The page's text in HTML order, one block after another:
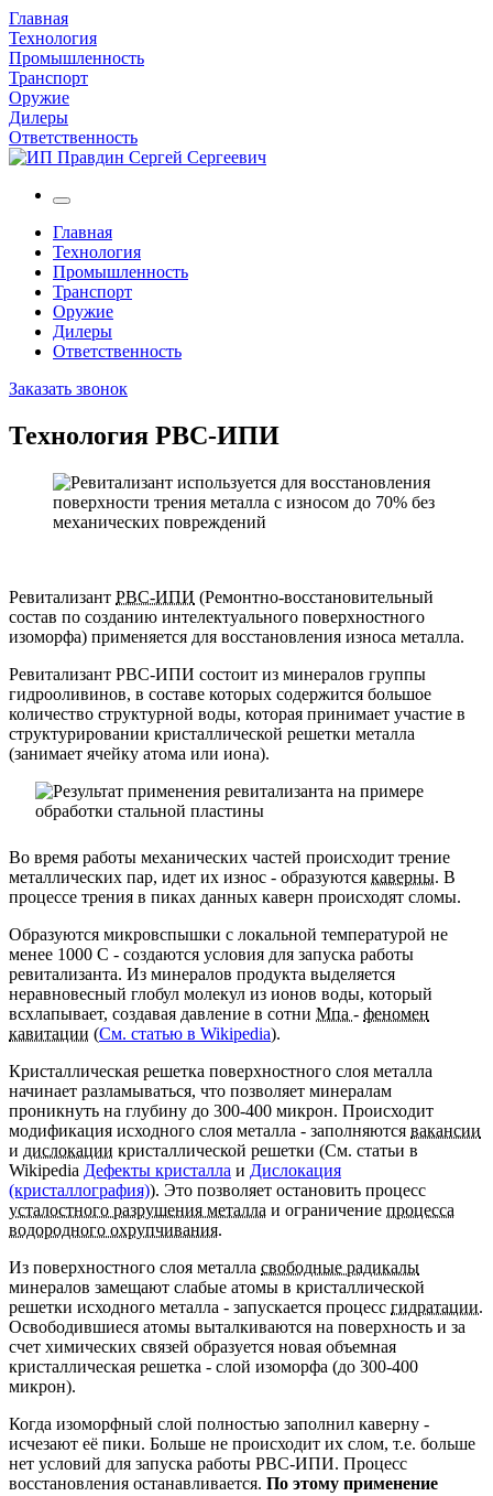
Главная
Технология
Промышленность
Транспорт
Оружие
Дилеры
Ответственность
Главная
Технология
Промышленность
Транспорт
Оружие
Дилеры
Ответственность
Заказать звонок
Технология РВС-ИПИ
Ревитализант РВС-ИПИ (Ремонтно-восстановительный
состав по созданию интелектуального поверхностного
изоморфа) применяется для восстановления износа металла.
Ревитализант РВС-ИПИ состоит из минералов группы
гидрооливинов, в составе которых содержится большое
количество структурной воды, которая принимает участие в
структурировании кристаллической решетки металла
(занимает ячейку атома или иона).
Во время работы механических частей происходит трение
металлических пар, идет их износ - образуются каверны. В
процессе трения в пиках данных каверн происходят сломы.
Образуются микровспышки с локальной температурой не
менее 1000 С - создаются условия для запуска работы
ревитализанта. Из минералов продукта выделяется
неравновесный глобул молекул из ионов воды, который
всхлапывает, создавая давление в сотни Мпа - феномен
кавитации (См. статью в Wikipedia).
Кристаллическая решетка поверхностного слоя металла
начинает разламываться, что позволяет минералам
проникнуть на глубину до 300-400 микрон. Происходит
модификация исходного слоя металла - заполняются вакансии
и дислокации кристаллической решетки (См. статьи в
Wikipedia Дефекты кристалла и Дислокация
(кристаллография)). Это позволяет остановить процесс
усталостного разрушения металла и ограничение процесса
водородного охрупчивания.
Из поверхностного слоя металла свободные радикалы
минералов замещают слабые атомы в кристаллической
решетки исходного металла - запускается процесс гидратации.
Освободившиеся атомы выталкиваются на поверхность и за
счет химических связей образуется новая объемная
кристаллическая решетка - слой изоморфа (до 300-400
микрон).
Когда изоморфный слой полностью заполнил каверну -
исчезают её пики. Больше не происходит их слом, т.е. больше
нет условий для запуска работы РВС-ИПИ. Процесс
восстановления останавливается. По этому применение